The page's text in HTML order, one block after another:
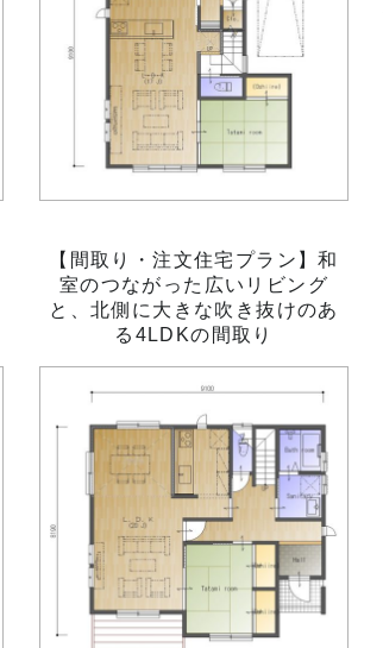
【間取り・注文住宅プラン】和
室のつながった広いリビング
と、北側に大きな吹き抜けのあ
る4LDKの間取り